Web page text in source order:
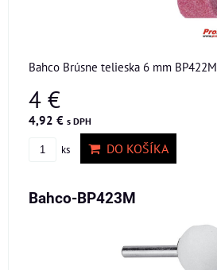
Bahco Brúsne telieska 6 mm BP422M
4 €
4,92 € s DPH
ks DO KOŠÍKA
Bahco-BP423M